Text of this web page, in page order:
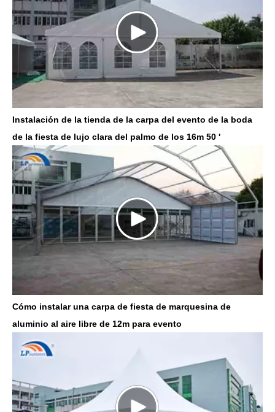
Instalación de la tienda de la carpa del evento de la boda
de la fiesta de lujo clara del palmo de los 16m 50 '
Cómo instalar una carpa de fiesta de marquesina de
aluminio al aire libre de 12m para evento